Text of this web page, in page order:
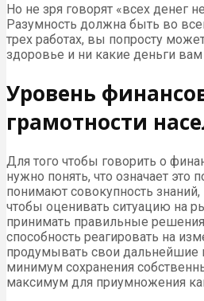
Но не зря говорят «всех денег не
Разумность должна быть во
трех работах, вы попросту
здоровье и ни какие деньги
Уровень
грамотности
Для того чтобы говорить о
нужно понять, что означает это
понимают совокупность
чтобы оценивать ситуацию на
принимать правильные
способность реагировать на
продумывать свои дальнейшие
минимум сохранения
максимум для приумножения